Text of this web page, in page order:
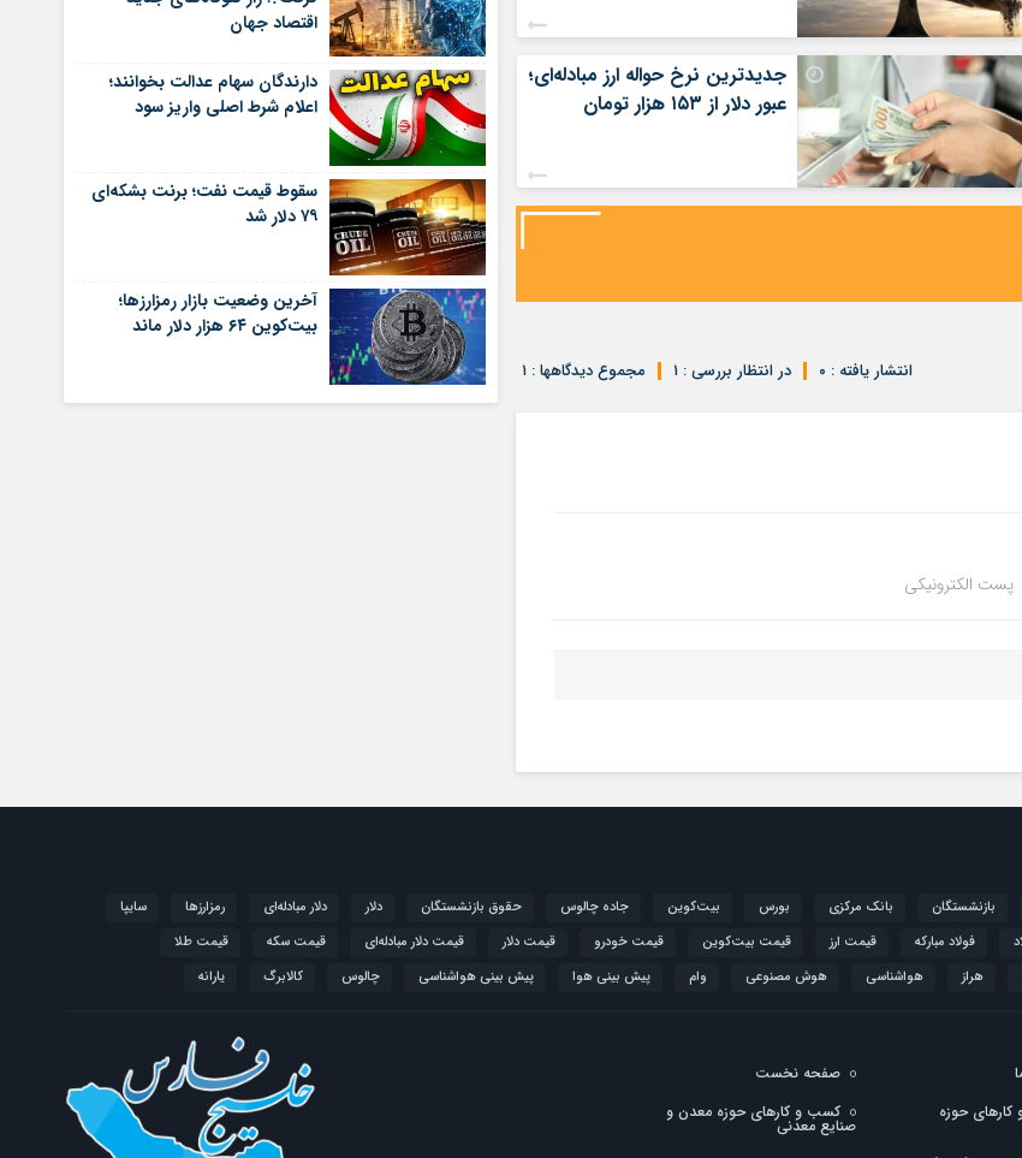
جدیدترین نرخ حواله ارز مبادله‌ای؛
عبور دلار از ۱۵۳ هزار تومان
مجموع دیدگاهها : ۱ در انتظار بررسی : ۱ انتشار یافته : ۰
پست الکترونیکی
اقتصاد جهان
دارندگان سهام عدالت بخوانند؛
اعلام شرط اصلی واریز سود
سقوط قیمت نفت؛ برنت بشکه‌ای
۷۹ دلار شد
آخرین وضعیت بازار رمزارزها؛
بیت‌کوین ۶۴ هزار دلار ماند
بازنشستگان بانک مرکزی بورس بیت‌کوین جاده چالوس حقوق بازنشستگان دلار دلار مبادله‌ای رمزارزها
سایپا
فولاد مبارکه قیمت ارز قیمت بیت‌کوین قیمت خودرو قیمت دلار قیمت دلار مبادله‌ای قیمت سکه
قیمت طلا
هراز هواشناسی هوش مصنوعی وام پیش بینی هوا پیش بینی هواشناسی چالوس کالابرگ یارانه
صفحه نخست
حوزه کسب و کارهای حوزه معدن و
صنایع معدنی